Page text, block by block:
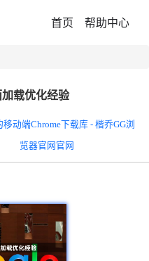
首页 帮助中心
加载优化经验
移动端Chrome下载库 - 楷乔GG浏
览器官网官网